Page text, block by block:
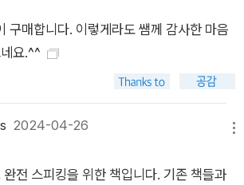
구매합니다. 이렇게라도 쌤께 감사한 마음
요.^^
2024-04-26
전 스피킹을 위한 책입니다. 기존 책들과